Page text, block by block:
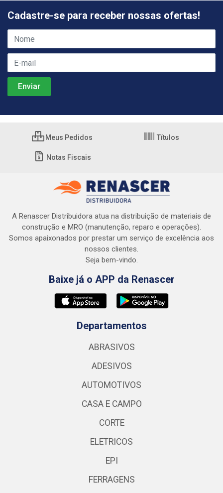
Cadastre-se para receber nossas ofertas!
Meus Pedidos Títulos
Notas Fiscais
A Renascer Distribuidora atua na distribuição de materiais de
construção e MRO (manutenção, reparo e operações).
Somos apaixonados por prestar um serviço de excelência aos
nossos clientes.
Seja bem-vindo.
Baixe já o APP da Renascer
Departamentos
ABRASIVOS
ADESIVOS
AUTOMOTIVOS
CASA E CAMPO
CORTE
ELETRICOS
EPI
FERRAGENS